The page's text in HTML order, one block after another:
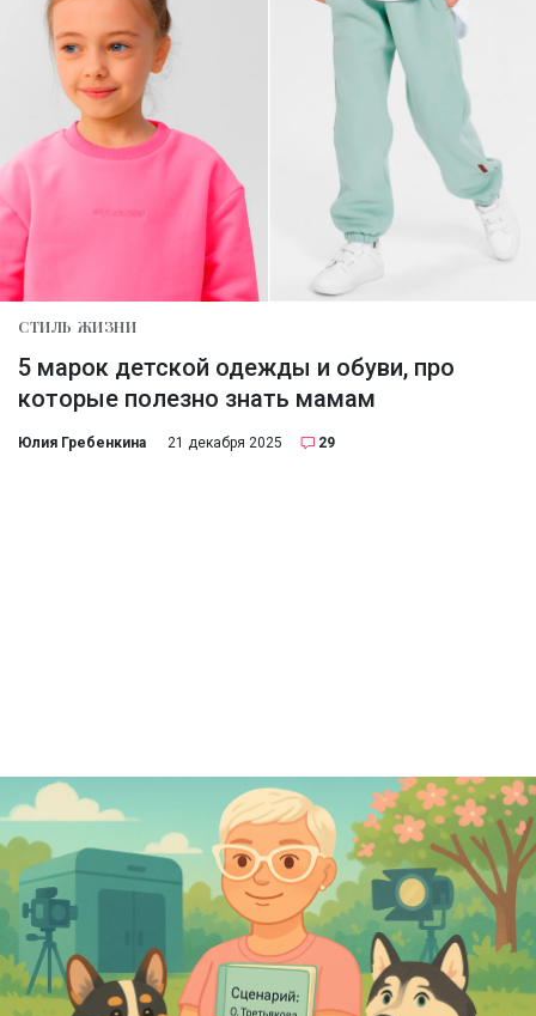
СТИЛЬ ЖИЗНИ
5 марок детской одежды и обуви, про
которые полезно знать мамам
Юлия Гребенкина 21 декабря 2025 29